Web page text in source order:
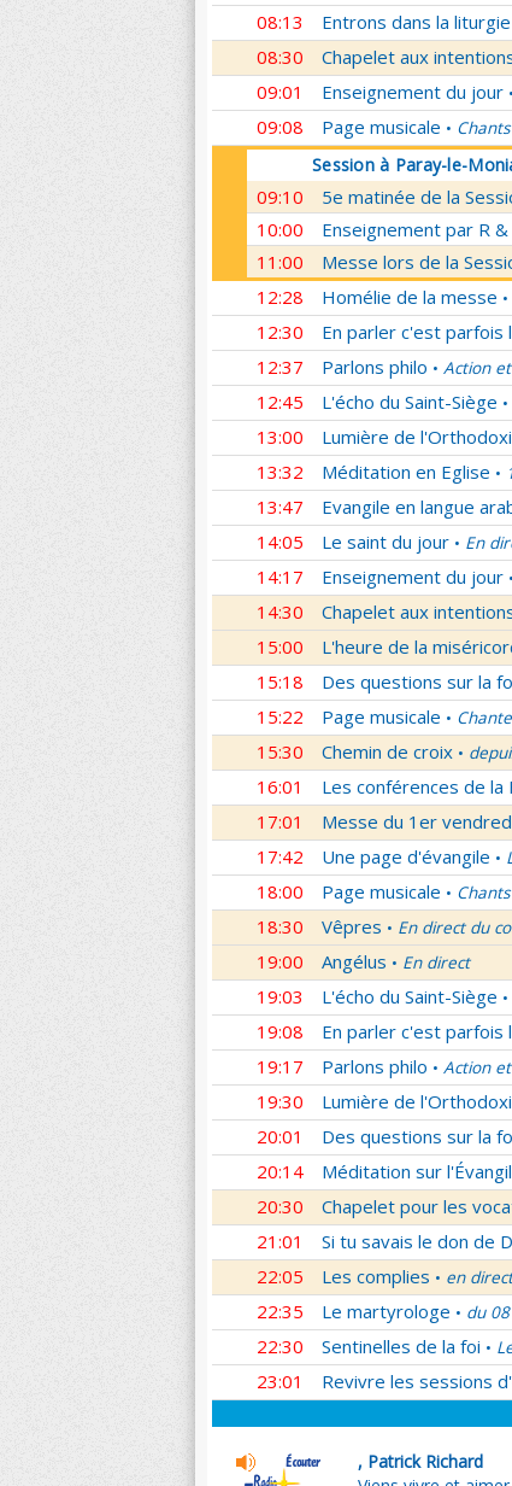
08:13 Entrons dans la
08:30 Chapelet aux
09:01 Enseignement du jour •
09:08 Page musicale •
Session à Paray-le-
09:10
5e matinée de la
10:00
Enseignement par R
11:00
Messe lors de la
12:28
Homélie de la messe •
12:30 En parler c'est parfois
12:37 Parlons philo • Action
12:45 L'écho du Saint-Siège •
13:00 Lumière de
13:32 Méditation en Eglise •
13:47 Evangile en langue
14:05 Le saint du jour • En
14:17 Enseignement du jour •
14:30 Chapelet aux
15:00 L'heure de la
15:18 Des questions sur la
15:22 Page musicale •
15:30 Chemin de croix •
16:01 Les conférences de
17:01 Messe du 1er
17:42 Une page d'évangile •
18:00 Page musicale •
18:30 Vêpres • En direct du
19:00 Angélus • En direct
19:03 L'écho du Saint-Siège •
19:08 En parler c'est parfois
19:17 Parlons philo • Action
19:30 Lumière de
20:01 Des questions sur la
20:14 Méditation sur
20:30 Chapelet pour les
21:01 Si tu savais le don de
22:05 Les complies • en
22:35 Le martyrologe • du
22:30 Sentinelles de la foi •
23:01 Revivre les sessions
, Patrick Richard